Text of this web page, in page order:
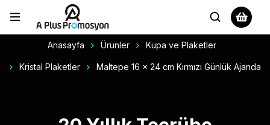
Anasayfa Ürünler Kupa ve Plaketler
Kristal Plaketler Maltepe 16 x 24 cm Kırmızı Günlük Ajanda